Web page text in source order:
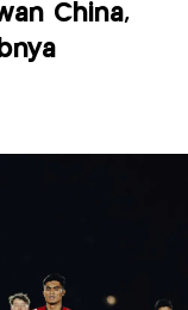
China,